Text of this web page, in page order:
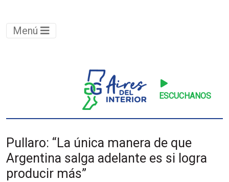
Menú
ESCUCHANOS
Pullaro: “La única manera de que
Argentina salga adelante es si logra
producir más”